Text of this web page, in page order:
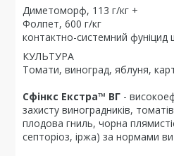
Диметоморф, 113 г/кг +
Фолпет, 600 г/кг
контактно-системний фуніцид
КУЛЬТУРА
Томати, виноград, яблуня,
Сфінкс Екстра™ ВГ -
захисту виноградників,
плодова гниль, чорна
септоріоз, іржа) за нормами